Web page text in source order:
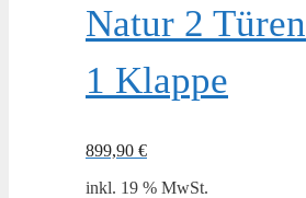
Natur 2 Türen
1 Klappe
899,90 €
inkl. 19 % MwSt.